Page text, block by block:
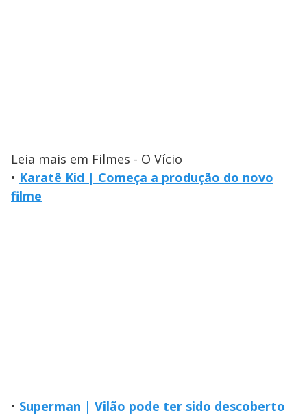
Leia mais em Filmes - O Vício
• Karatê Kid | Começa a produção do novo
filme
• Superman | Vilão pode ter sido descoberto